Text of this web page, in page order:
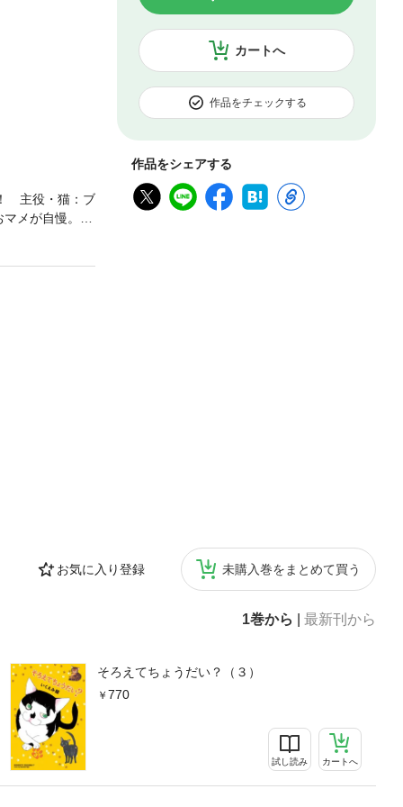
カートへ
作品をチェックする
作品をシェアする
お気に入り登録 未購入巻をまとめて買う
1巻から 最新刊から
そろえてちょうだい？（３）
770
試し読み カートへ
主役・猫：ブ
メが自慢。声